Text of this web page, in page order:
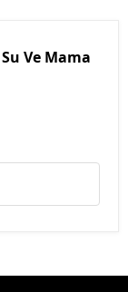
Ve Mama